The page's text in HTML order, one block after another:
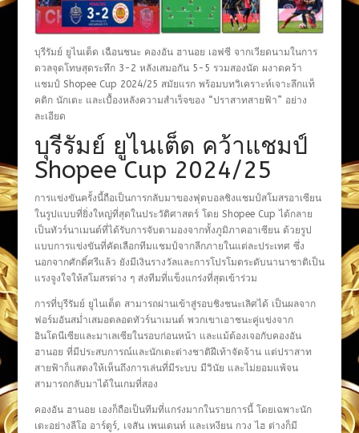
บุรีรัมย์ ยูไนเต็ด เฉือนชนะ คองอัน ฮานอย เอฟซี จากเวียดนามในการ
ดวลจุดโทษสุดระทึก 3-2 หลังเสมอกัน 5-5 รวมสองนัด ผงาดคว้า
แชมป์ Shopee Cup 2024/25 สมัยแรก พร้อมบทวิเคราะห์เจาะลึกแท็
คติก นักเตะ และเบื้องหลังความสำเร็จของ “ปราสาทสายฟ้า” อย่าง
ละเอียด
บุรีรัมย์ ยูไนเต็ด คว้าแชมป์
Shopee Cup 2024/25
การแข่งขันครั้งนี้ถือเป็นการกลับมาของฟุตบอลชิงแชมป์สโมสรอาเซียน
ในรูปแบบที่ยิ่งใหญ่ที่สุดในประวัติศาสตร์ โดย Shopee Cup ได้กลาย
เป็นทัวร์นาเมนต์ที่ได้รับการจับตามองจากทั้งภูมิภาคอาเซียน ด้วยรูป
แบบการแข่งขันที่คัดเลือกทีมแชมป์จากลีกภายในแต่ละประเทศ ซึ่ง
นอกจากศักดิ์ศรีแล้ว ยังมีเงินรางวัลและการโปรโมตระดับนานาชาติเป็น
แรงจูงใจให้สโมสรต่าง ๆ ส่งทีมที่แข็งแกร่งที่สุดเข้าร่วม
การที่บุรีรัมย์ ยูไนเต็ด สามารถผ่านเข้าสู่รอบชิงชนะเลิศได้ เป็นผลจาก
ฟอร์มอันสม่ำเสมอตลอดทัวร์นาเมนต์ พวกเขาเอาชนะคู่แข่งจาก
อินโดนีเซียและมาเลเซียในรอบก่อนหน้า และแม้ต้องเจอกับคองอัน
ฮานอย ที่มีประสบการณ์และนักเตะต่างชาติฝีเท้าจัดจ้าน แต่ปราสาท
สายฟ้าก็แสดงให้เห็นถึงการเล่นที่มีระบบ มีวินัย และไม่ยอมแพ้จน
สามารถกลับมาได้ในเกมที่สอง
คองอัน ฮานอย เองก็ถือเป็นทีมที่แกร่งมากในรายการนี้ โดยเฉพาะนัก
เตะอย่างลีโอ อาร์ตูร์, เจสัน เพนเดนท์ และเหงียน กวง ไฮ ต่างก็มี